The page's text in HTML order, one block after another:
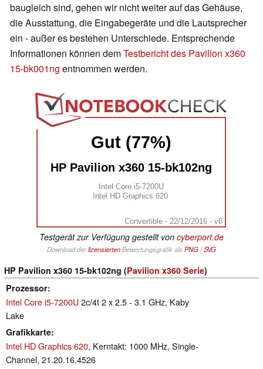
baugleich sind, gehen wir nicht weiter auf das Gehäuse,
die Ausstattung, die Eingabegeräte und die Lautsprecher
ein - außer es bestehen Unterschiede. Entsprechende
Informationen können demTestbericht des Pavilion x360
15-bk001ng entnommen werden.
Gut (77%)
HP Pavilion x360 15-bk102ng
Intel Core i5-7200U
Intel HD Graphics 620
Convertible - 22/12/2016 - v6
Testgerät zur Verfügung gestellt von cyberport.de
Download derlizensiertenBewertungsgrafik als PNG/SVG
HP Pavilion x360 15-bk102ng (Pavilion x360 Serie)
Prozessor
Intel Core i5-7200U2c/4t 2 x 2.5 - 3.1 GHz, Kaby
Lake
Grafikkarte
Intel HD Graphics 620, Kerntakt: 1000 MHz, Single-
Channel, 21.20.16.4526